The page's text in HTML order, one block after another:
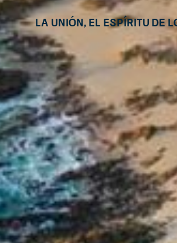
La unión, el espíritu de